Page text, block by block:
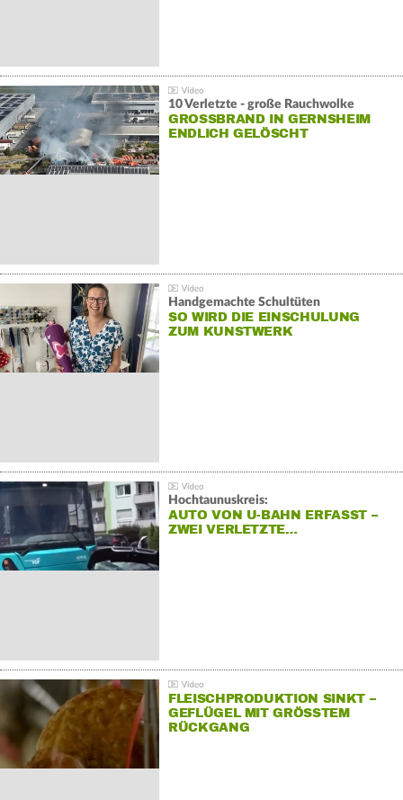
10 Verletzte - große Rauchwolke
GROSSBRAND IN GERNSHEIM E
NDLICH GELÖSCHT
Handgemachte Schultüten
SO WIRD DIE EINSCHULUNG
ZUM KUNSTWERK
Hochtaunuskreis:
AUTO VON U-BAHN ERFASST –
ZWEI VERLETZTE…
FLEISCHPRODUKTION SINKT –
GEFLÜGEL MIT GRÖSSTEM R
ÜCKGANG